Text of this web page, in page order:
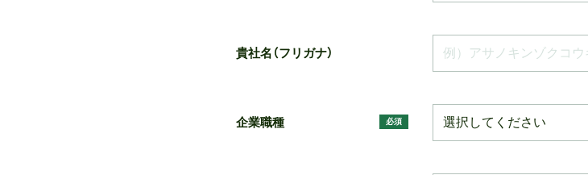
貴社名（フリガナ）
企業職種 必須